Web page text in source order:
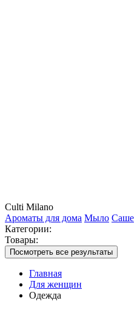
Culti Milano
Ароматы для дома Мыло Саше
Категории:
Товары:
Посмотреть все результаты
Главная
Для женщин
Одежда